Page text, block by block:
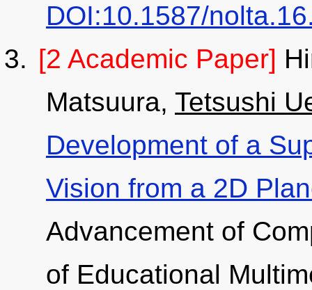
DOI:10.1587/
[2 Academic Paper]
Matsuura, Tetsushi
Development of a
Vision from a 2D
Advancement of
of Educational